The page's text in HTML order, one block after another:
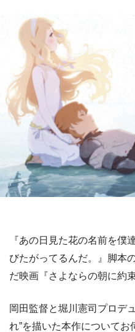
『あの日見た花の名前を僕
びたがってるんだ。』脚本
だ映画『さよならの朝に約
岡田監督と堀川憲司プロデ
れ”を描いた本作についてお